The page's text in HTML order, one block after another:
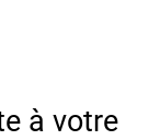
à votre